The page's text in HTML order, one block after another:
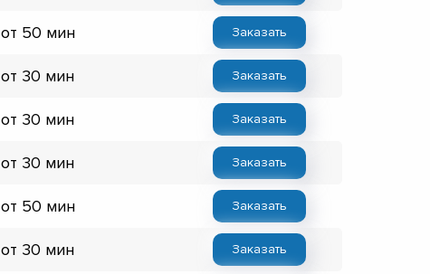
от 50 мин Заказать
от 30 мин Заказать
от 30 мин Заказать
от 30 мин Заказать
от 50 мин Заказать
от 30 мин Заказать